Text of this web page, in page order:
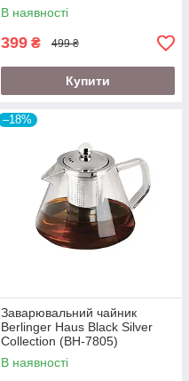
В наявності
399 ₴ 499 ₴
Купити
–18%
Заварювальний чайник
Berlinger Haus Black Silver
Collection (BH-7805)
В наявності